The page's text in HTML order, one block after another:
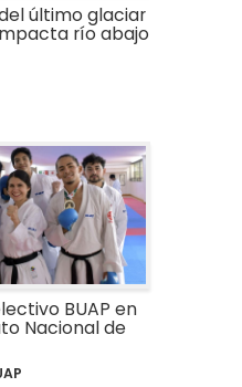
último glaciar
río abajo
BUAP en
Nacional de